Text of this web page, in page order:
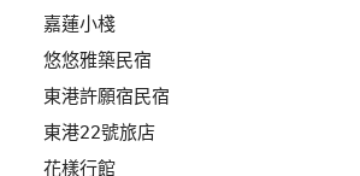
絡
單
Line
嘉蓮小棧
悠悠雅築民宿
東港許願宿民宿
東港22號旅店
花樣行館